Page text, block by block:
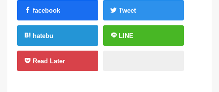
facebook Tweet
hatebu LINE
Read Later